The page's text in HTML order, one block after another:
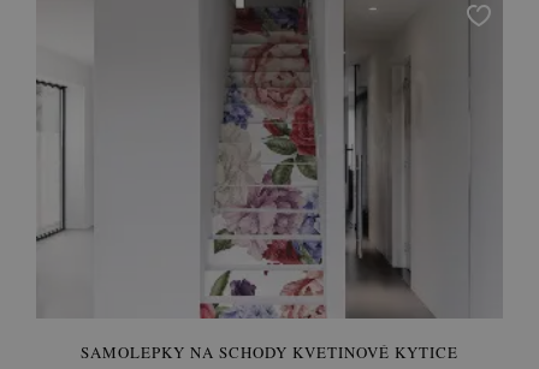
SAMOLEPKY NA SCHODY KVETINOVÉ KYTICE